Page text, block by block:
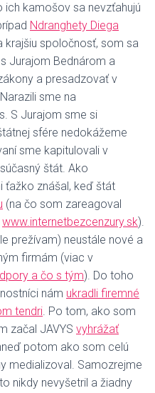
ich kamošov sa nevzťahujú
Ndranghety Diega
krajšiu spoločnosť, som sa
Jurajom Bednárom a
a presadzovať v
sme na
S Jurajom sme si
sfére nedokážeme
sme kapitulovali v
štát. Ako
ťažko znášal, keď štát
(na čo som zareagoval
www.internetbezcenzury.sk).
prežívam) neustále nové a
firmám (viac v
a čo s tým). Do toho
nám ukradli firemné
tendri. Po tom, ako som
začal JAVYS vyhrážať
potom ako som celú
medializoval. Samozrejme
nikdy nevyšetril a žiadny